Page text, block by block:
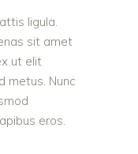
ligula.
sit amet
ut elit
metus. Nunc
eros.